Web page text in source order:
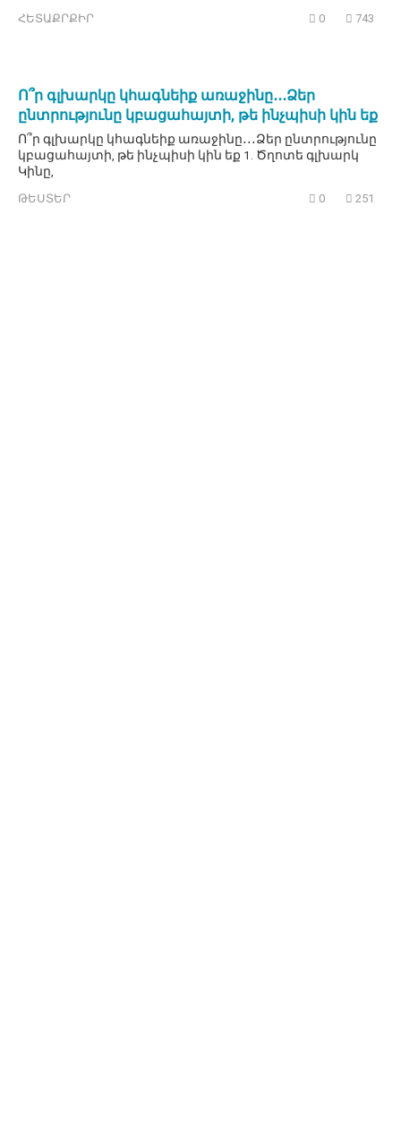
ՀԵՏԱՔՐՔԻՐ 0 743
Ո՞ր գլխարկը կհագնեիք առաջինը․․․Ձեր
ընտրությունը կբացահայտի, թե ինչպիսի կին եք
Ո՞ր գլխարկը կհագնեիք առաջինը․․․Ձեր ընտրությունը
կբացահայտի, թե ինչպիսի կին եք 1. Ծղոտե գլխարկ
Կինը,
ԹԵՍՏԵՐ 0 251